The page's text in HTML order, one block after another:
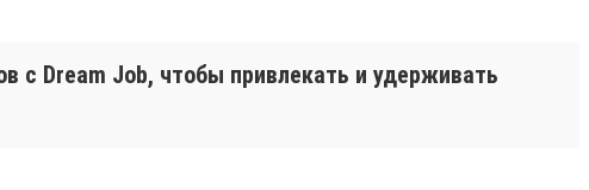
с Dream Job, чтобы привлекать и удерживать